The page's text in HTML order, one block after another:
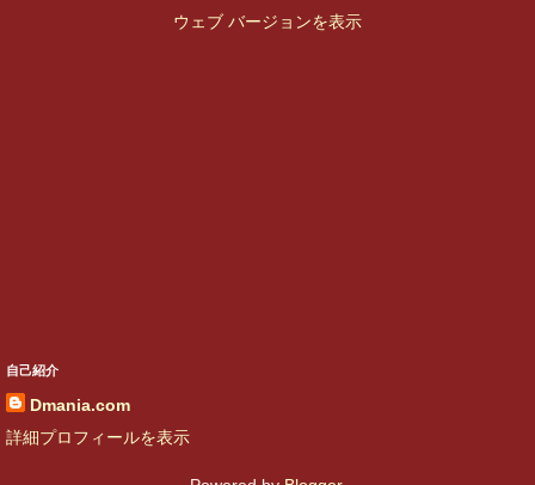
ウェブ バージョンを表示
自己紹介
Dmania.com
詳細プロフィールを表示